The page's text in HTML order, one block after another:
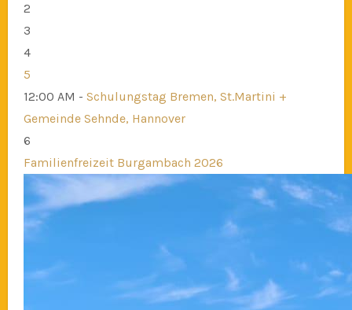
2
3
4
5
12:00 AM - Schulungstag Bremen, St.Martini +
Gemeinde Sehnde, Hannover
6
Familienfreizeit Burgambach 2026